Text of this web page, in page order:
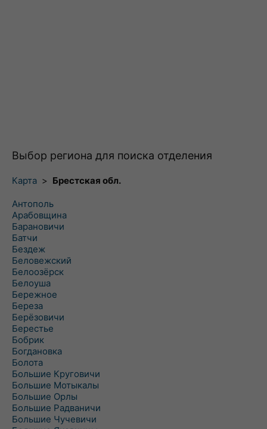
Выбор региона для поиска отделения
Карта > Брестская обл.
Антополь
Арабовщина
Барановичи
Батчи
Бездеж
Беловежский
Белоозёрск
Белоуша
Бережное
Береза
Берёзовичи
Берестье
Бобрик
Богдановка
Болота
Большие Круговичи
Большие Мотыкалы
Большие Орлы
Большие Радваничи
Большие Чучевичи